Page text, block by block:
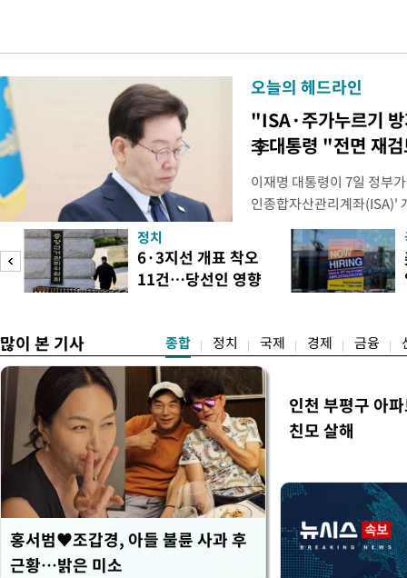
오늘의 헤드라인
"ISA·주가누르기
李대통령 "전면 재
이재명 대통령이 7일 정부
인종합자산관리계좌(ISA)'
안'을 전면 재검토 할 것을
들과의 상황 점검 회의에서
지법안을 둘러싼 투자자들
았다. 이 자리에서 이 대통
정치
6·3지선 개표 착오
11건…당선인 영향
많이 본 기사 종합 정치 국제 경제 금융
홍서범♥조갑경, 아들 불륜 사과 후
근황…밝은 미소
인천 부평구 아
친모 살해